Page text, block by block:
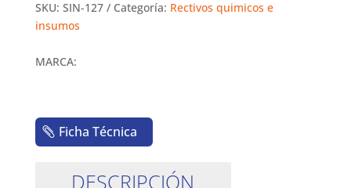
SKU: SIN-127 Categoría: Rectivos quimicos e
insumos
MARCA:
Ficha Técnica
DESCRIPCIÓN